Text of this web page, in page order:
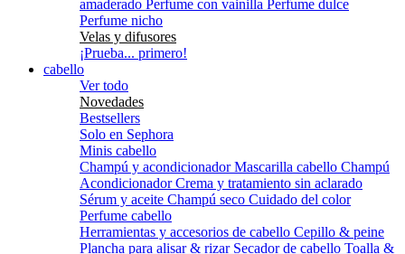
amaderado Perfume con vainilla Perfume dulce
Perfume nicho
Velas y difusores
¡Prueba... primero!
cabello
Ver todo
Novedades
Bestsellers
Solo en Sephora
Minis cabello
Champú y acondicionadorMascarilla cabello Champú
AcondicionadorCrema y tratamiento sin aclarado
Sérum y aceite Champú seco Cuidado del color
Perfume cabello
Herramientas y accesorios de cabello Cepillo & peine
Plancha para alisar & rizar Secador de cabello Toalla &